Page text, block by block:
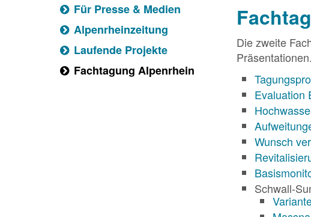
Die zweite
Präsentationen.
Evaluation
Wunsch
Schwall-
Für Presse & Medien
Alpenrheinzeitung
Laufende Projekte
Fachtagung Alpenrhein